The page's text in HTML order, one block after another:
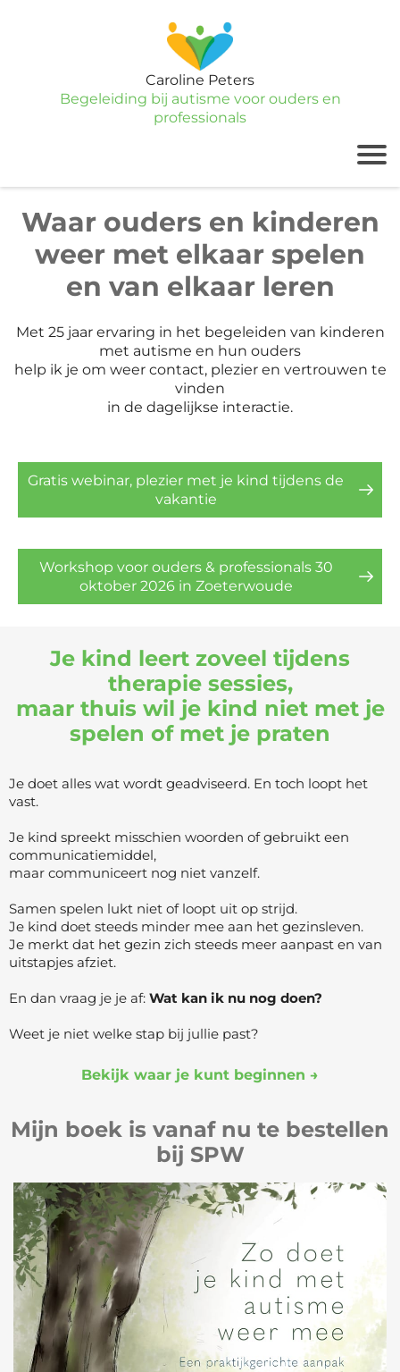
Caroline Peters
Begeleiding bij autisme voor ouders en
professionals
Waar ouders en kinderen
weer met elkaar spelen
en van elkaar leren
Met 25 jaar ervaring in het begeleiden van kinderen
met autisme en hun ouders
help ik je om weer contact, plezier en vertrouwen te
vinden
in de dagelijkse interactie.
Gratis webinar, plezier met je kind tijdens de
vakantie
Workshop voor ouders & professionals 30
oktober 2026 in Zoeterwoude
Je kind leert zoveel tijdens
therapie sessies,
maar thuis wil je kind niet met je
spelen of met je praten
Je doet alles wat wordt geadviseerd. En toch loopt het
vast.
Je kind spreekt misschien woorden of gebruikt een
communicatiemiddel,
maar communiceert nog niet vanzelf.
Samen spelen lukt niet of loopt uit op strijd.
Je kind doet steeds minder mee aan het gezinsleven.
Je merkt dat het gezin zich steeds meer aanpast en van
uitstapjes afziet.
En dan vraag je je af: Wat kan ik nu nog doen?
Weet je niet welke stap bij jullie past?
Bekijk waar je kunt beginnen →
Mijn boek is vanaf nu te bestellen
bij SPW